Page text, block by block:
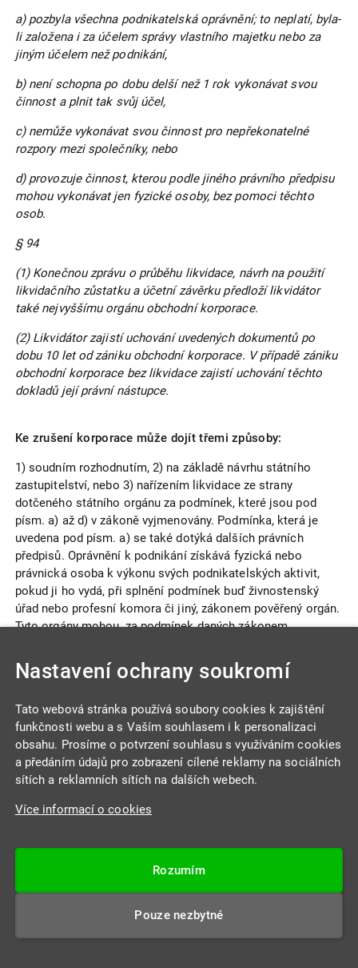
a) pozbyla všechna podnikatelská oprávnění; to neplatí, byla-
li založena i za účelem správy vlastního majetku nebo za
jiným účelem než podnikání,
b) není schopna po dobu delší než 1 rok vykonávat svou
činnost a plnit tak svůj účel,
c) nemůže vykonávat svou činnost pro nepřekonatelné
rozpory mezi společníky, nebo
d) provozuje činnost, kterou podle jiného právního předpisu
mohou vykonávat jen fyzické osoby, bez pomoci těchto
osob.
§ 94
(1) Konečnou zprávu o průběhu likvidace, návrh na použití
likvidačního zůstatku a účetní závěrku předloží likvidátor
také nejvyššímu orgánu obchodní korporace.
(2) Likvidátor zajistí uchování uvedených dokumentů po
dobu 10 let od zániku obchodní korporace. V případě zániku
obchodní korporace bez likvidace zajistí uchování těchto
dokladů její právní nástupce.
Ke zrušení korporace může dojít třemi způsoby:
1) soudním rozhodnutím, 2) na základě návrhu státního
zastupitelství, nebo 3) nařízením likvidace ze strany
dotčeného státního orgánu za podmínek, které jsou pod
písm. a) až d) v zákoně vyjmenovány. Podmínka, která je
uvedena pod písm. a) se také dotýká dalších právních
předpisů. Oprávnění k podnikání získává fyzická nebo
právnická osoba k výkonu svých podnikatelských aktivit,
pokud ji ho vydá, při splnění podmínek buď živnostenský
úřad nebo profesní komora či jiný, zákonem pověřený orgán.
Tyto orgány mohou, za podmínek daných zákonem
vyjmenovány pod písm. b – d) se týkají problémů uvnitř
společnosti, které mohou též zapříčinit zrušení korporace,
Podobnéčlánky
Evidence skutečných majitelů
Od 1.června platí novela zákona o evidenci skutečných
struktury českých společností.
Nastavení ochrany soukromí
Tato webová stránka používá soubory cookies k zajištění
funkčnosti webu a s Vaším souhlasem i k personalizaci
obsahu. Prosíme o potvrzení souhlasu s využíváním cookies
a předáním údajů pro zobrazení cílené reklamy na sociálních
sítích a reklamních sítích na dalších webech.
Více informací o cookies
Rozumím
Pouze nezbytné